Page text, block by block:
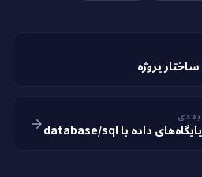
بعدی
پایگاه‌های داده با database/sql